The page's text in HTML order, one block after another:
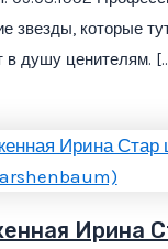
звезды, которые
в душу ценителям.
Ирина